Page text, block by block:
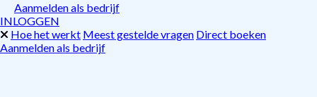
Aanmelden als bedrijf
INLOGGEN
Hoe het werkt Meest gestelde vragen Direct boeken
Aanmelden als bedrijf